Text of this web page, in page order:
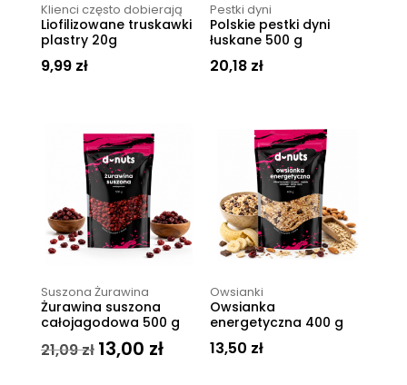
Klienci często dobierają
Liofilizowane truskawki
plastry 20g
9,99 zł
Pestki dyni
Polskie pestki dyni
łuskane 500 g
20,18 zł
Suszona Żurawina
Żurawina suszona
całojagodowa 500 g
21,09zł Pierwotna
13,00 złAktualna
Owsianki
Owsianka
energetyczna 400 g
13,50 zł